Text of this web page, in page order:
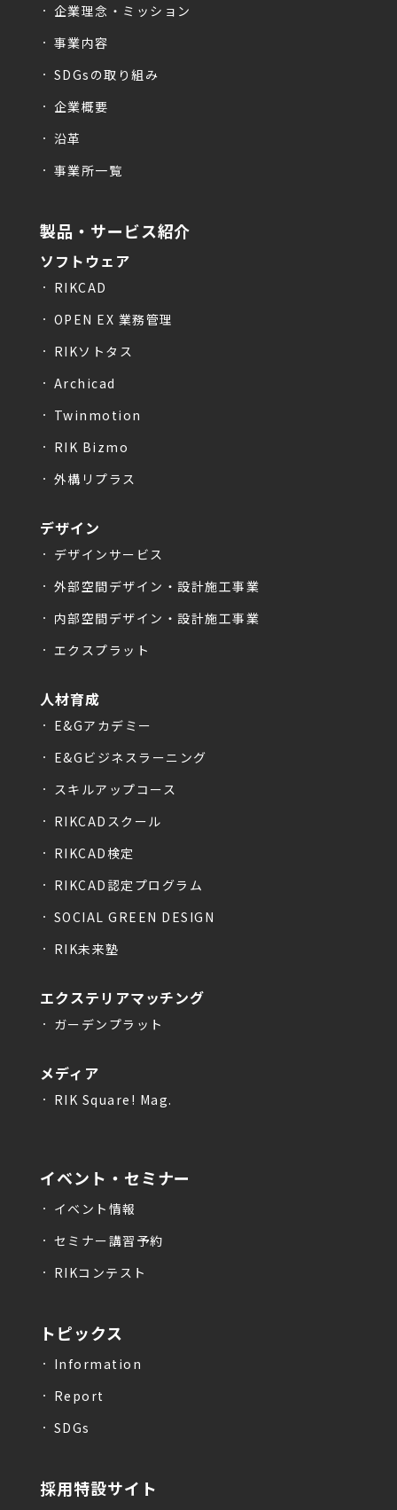
企業理念・ミッション
事業内容
SDGsの取り組み
企業概要
沿革
事業所一覧
製品・サービス紹介
ソフトウェア
RIKCAD
OPEN EX 業務管理
RIKソトタス
Archicad
Twinmotion
RIK Bizmo
外構リプラス
デザイン
デザインサービス
外部空間デザイン・設計施工事業
内部空間デザイン・設計施工事業
エクスプラット
人材育成
E&Gアカデミー
E&Gビジネスラーニング
スキルアップコース
RIKCADスクール
RIKCAD検定
RIKCAD認定プログラム
SOCIAL GREEN DESIGN
RIK未来塾
エクステリアマッチング
ガーデンプラット
メディア
RIK Square! Mag.
イベント・セミナー
イベント情報
セミナー講習予約
RIKコンテスト
トピックス
Information
Report
SDGs
採用特設サイト